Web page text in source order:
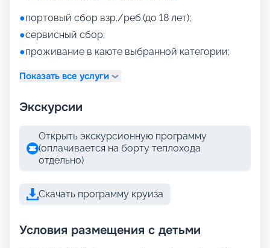
●портовый сбор взр./реб.(до 18 лет);
●сервисный сбор;
●проживание в каюте выбранной категории;
Показать все услуги
Экскурсии
Открыть экскурсионную программу
(оплачивается на борту теплохода
отдельно)
Скачать программу круиза
Условия размещения с детьми